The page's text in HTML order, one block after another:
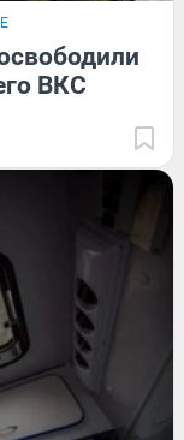
ВКС